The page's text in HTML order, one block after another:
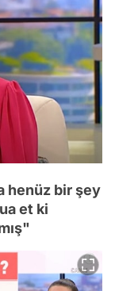
henüz bir şey
et ki